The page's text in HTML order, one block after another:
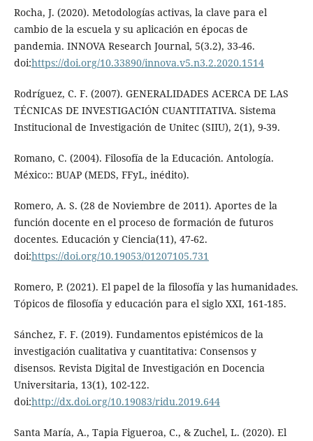
Rocha, J. (2020). Metodologías activas, la clave para el
cambio de la escuela y su aplicación en épocas de
pandemia. INNOVA Research Journal, 5(3.2), 33-46.
doi:https://doi.org/10.33890/innova.v5.n3.2.2020.1514
Rodríguez, C. F. (2007). GENERALIDADES ACERCA DE LAS
TÉCNICAS DE INVESTIGACIÓN CUANTITATIVA. Sistema
Institucional de Investigación de Unitec (SIIU), 2(1), 9-39.
Romano, C. (2004). Filosofía de la Educación. Antología.
México:: BUAP (MEDS, FFyL, inédito).
Romero, A. S. (28 de Noviembre de 2011). Aportes de la
función docente en el proceso de formación de futuros
docentes. Educación y Ciencia(11), 47-62.
doi:https://doi.org/10.19053/01207105.731
Romero, P. (2021). El papel de la filosofía y las humanidades.
Tópicos de filosofía y educación para el siglo XXI, 161-185.
Sánchez, F. F. (2019). Fundamentos epistémicos de la
investigación cualitativa y cuantitativa: Consensos y
disensos. Revista Digital de Investigación en Docencia
Universitaria, 13(1), 102-122.
doi:http://dx.doi.org/10.19083/ridu.2019.644
Santa María, A., Tapia Figueroa, C., & Zuchel, L. (2020). El